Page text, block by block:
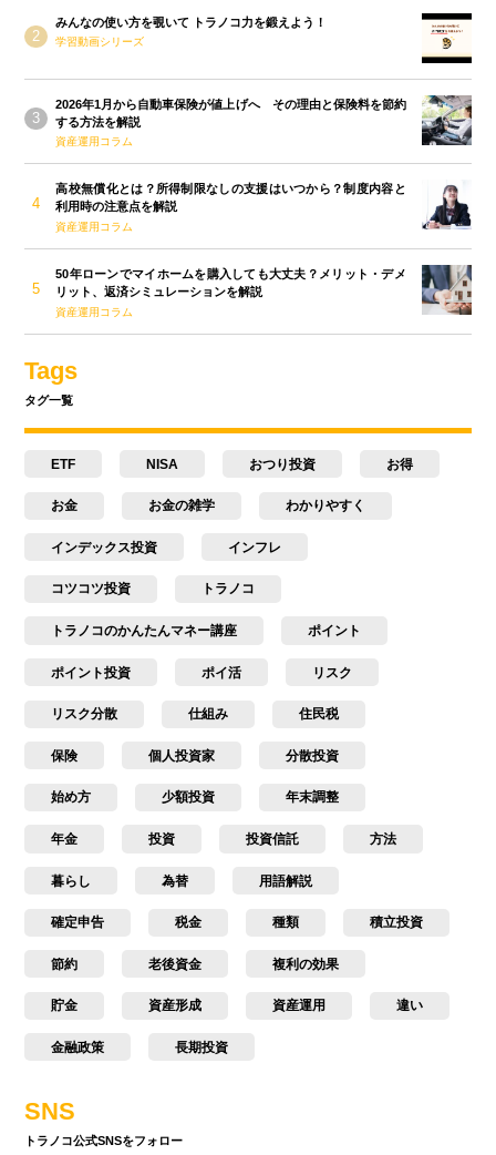
みんなの使い方を覗いて トラノコ力を鍛えよう！
学習動画シリーズ
2026年1月から自動車保険が値上げへ その理由と保険料を節約
する方法を解説
資産運用コラム
高校無償化とは？所得制限なしの支援はいつから？制度内容と
利用時の注意点を解説
資産運用コラム
50年ローンでマイホームを購入しても大丈夫？メリット・デメ
リット、返済シミュレーションを解説
資産運用コラム
Tags
タグ一覧
ETF NISA おつり投資 お得
お金 お金の雑学 わかりやすく
インデックス投資 インフレ
コツコツ投資 トラノコ
トラノコのかんたんマネー講座 ポイント
ポイント投資 ポイ活 リスク
リスク分散 仕組み 住民税
保険 個人投資家 分散投資
始め方 少額投資 年末調整
年金 投資 投資信託 方法
暮らし 為替 用語解説
確定申告 税金 種類 積立投資
節約 老後資金 複利の効果
貯金 資産形成 資産運用 違い
金融政策 長期投資
SNS
トラノコ公式SNSをフォロー